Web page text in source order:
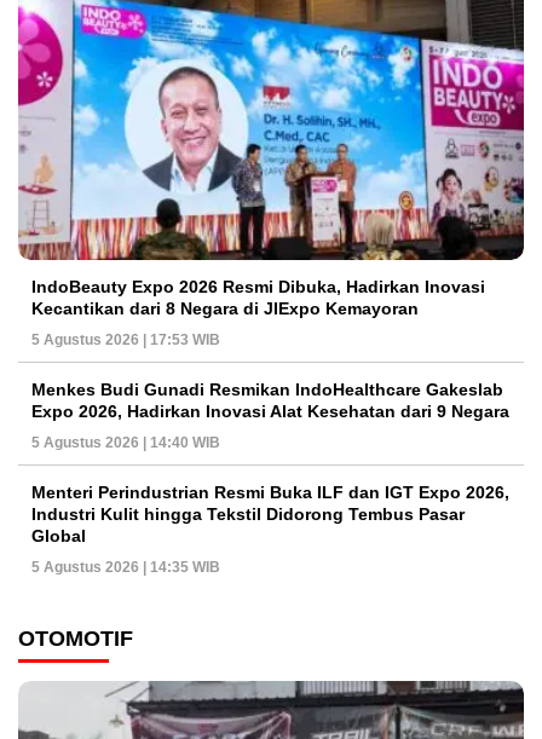
IndoBeauty Expo 2026 Resmi Dibuka, Hadirkan Inovasi
Kecantikan dari 8 Negara di JIExpo Kemayoran
5 Agustus 2026 | 17:53 WIB
Menkes Budi Gunadi Resmikan IndoHealthcare Gakeslab
Expo 2026, Hadirkan Inovasi Alat Kesehatan dari 9 Negara
5 Agustus 2026 | 14:40 WIB
Menteri Perindustrian Resmi Buka ILF dan IGT Expo 2026,
Industri Kulit hingga Tekstil Didorong Tembus Pasar
Global
5 Agustus 2026 | 14:35 WIB
OTOMOTIF